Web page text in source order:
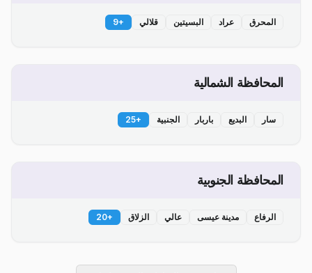
المحرق عراد البسيتين قلالي +
9
المحافظة الشمالية
سار البديع باربار الجنبية +
25
المحافظة الجنوبية
الرفاع مدينة عيسى عالي الزلاق +
20